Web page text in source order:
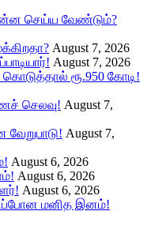
செய்ய வேண்டும்?
August 7, 2026
August 7, 2026
ரூ.950 கோடி!
செலவு! August 7,
August 7,
August 6, 2026
August 6, 2026
August 6, 2026
மனித இனம்!